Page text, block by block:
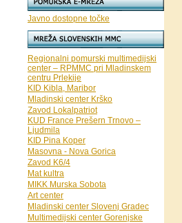
Javno dostopne točke
Regionalni pomurski multimedijski
center – RPMMC pri Mladinskem
centru Prlekije
KID Kibla, Maribor
Mladinski center Krško
Zavod Lokalpatriot
KUD France Prešern Trnovo –
Ljudmila
KID Pina Koper
Masovna - Nova Gorica
Zavod K6/4
Mat kultra
MIKK Murska Sobota
Art center
Mladinski center Slovenj Gradec
Multimedijski center Gorenjske